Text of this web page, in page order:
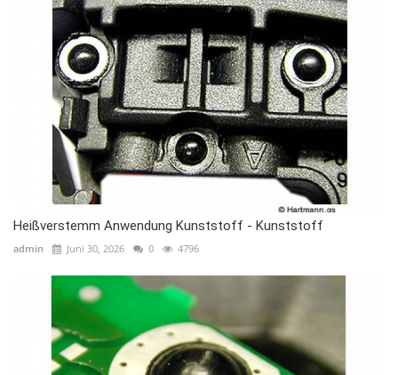
Heißverstemm Anwendung Kunststoff - Kunststoff
admin Juni 30, 2026 0 4796